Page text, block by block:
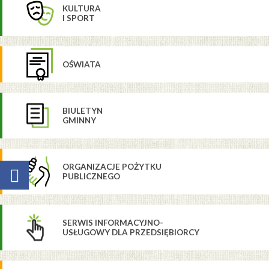
KULTURA
I SPORT
OŚWIATA
BIULETYN
GMINNY
ORGANIZACJE POŻYTKU
PUBLICZNEGO
SERWIS INFORMACYJNO-
USŁUGOWY DLA PRZEDSIĘBIORCY